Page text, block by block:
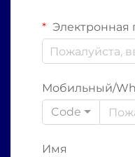
Электронная
Мобильный/
Code
Имя